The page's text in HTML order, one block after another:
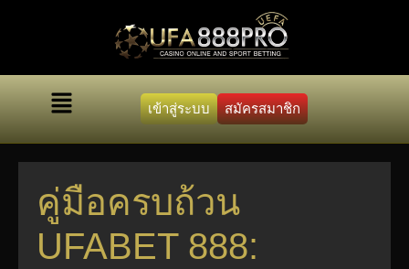
เข้าสู่ระบบ สมัครสมาชิก
คู่มือครบถ้วน
UFABET 888: